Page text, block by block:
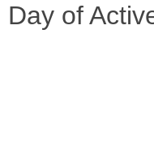
of